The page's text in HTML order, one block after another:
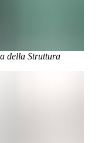
della Struttura